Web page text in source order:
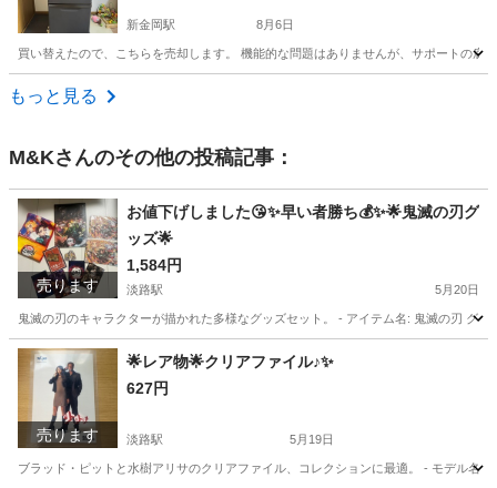
新金岡駅 8月6日
買い替えたので、こちらを売却します。 機能的な問題はありませんが、サポートの
大阪 堺市
もっと見る
M&Kさんのその他の投稿記事：
売ります
お値下げしました😘✨早い者勝ち💰✨🌟鬼滅の刃グ
ッズ🌟
1,584円
淡路駅 5月20日
鬼滅の刃のキャラクターが描かれた多様なグッズセット。 - アイテム名: 鬼滅の刃 グ
大阪 大阪市 淡路駅 その他 鬼滅の刃
売ります
🌟レア物🌟クリアファイル♪✨
627円
淡路駅 5月19日
ブラッド・ピットと水樹アリサのクリアファイル、コレクションに最適。 - モデル名: